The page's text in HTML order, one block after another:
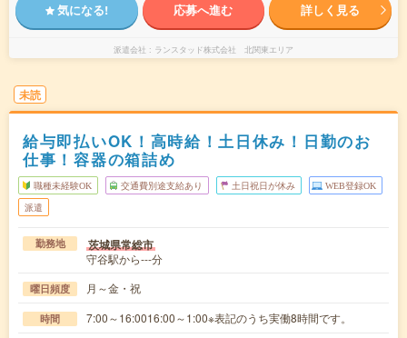
気になる! 応募へ進む 詳しく見る
派遣会社 ランスタッド株式会社 北関東エリア
未読
給与即払いOK！高時給！土日休み！日勤のお
仕事！容器の箱詰め
職種未経験OK 交通費別途支給あり 土日祝日が休み WEB登録OK
派遣
勤務地 茨城県常総市
守谷駅から---分
曜日頻度 月～金・祝
時間 7:00～16:0016:00～1:00※表記のうち実働8時間です。